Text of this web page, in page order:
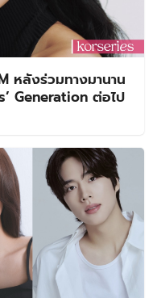
หลังร่วมทางมานาน
Generation ต่อไป